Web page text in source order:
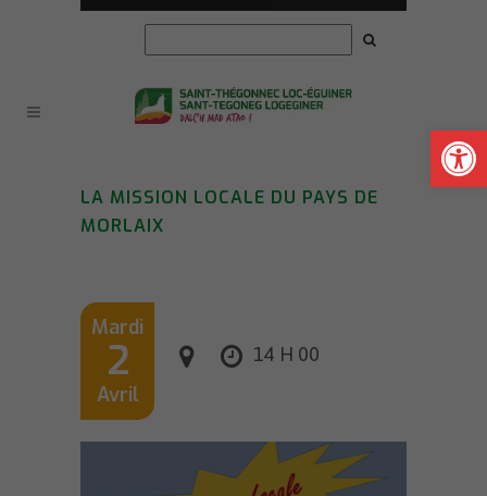
Ouvrir
LA MISSION LOCALE DU PAYS DE
MORLAIX
Mardi
2
Avril
14 H 00